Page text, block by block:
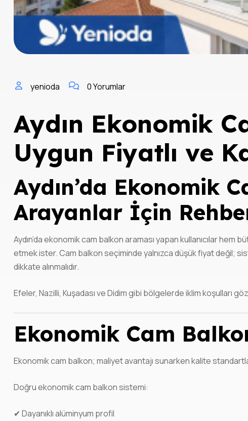
yenioda 0 Yorumlar
Aydın Ekonomik
Uygun Fiyatlı ve
Aydın’da Ekonomik
Arayanlar İçin
Aydın’da ekonomik cam balkon araması yapan kullanıcılar
etmek ister. Cam balkon seçiminde yalnızca düşük fiyat değil;
dikkate alınmalıdır.
Efeler, Nazilli, Kuşadası ve Didim gibi bölgelerde iklim koşulları
Ekonomik Cam
Ekonomik cam balkon; maliyet avantajı sunarken kalite
Doğru ekonomik cam balkon sistemi:
✔ Dayanıklı alüminyum profil